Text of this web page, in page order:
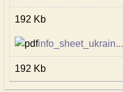
192 Kb
info_sheet_ukrain...
192 Kb